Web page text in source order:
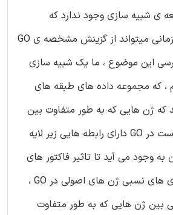
ی شبیه سازی وجود ندارد که
مشخص کند که چه زمانی میتواند از گزینش مشخصه ی GO
این موضوع ، ما یک شبیه سازی
، که مجموعه داده های طبقه های
که ژن هایی که به طور متفاوت بین
دو طبقه بیان شده است در GO دارای رابطه هایی زیر لایه
وجود می آید تا تاثیر فاکتور های
مختلف مانند همبندی های نسبی ژن های اصولی در GO ،
بین ژن هایی که به طور متفاوت